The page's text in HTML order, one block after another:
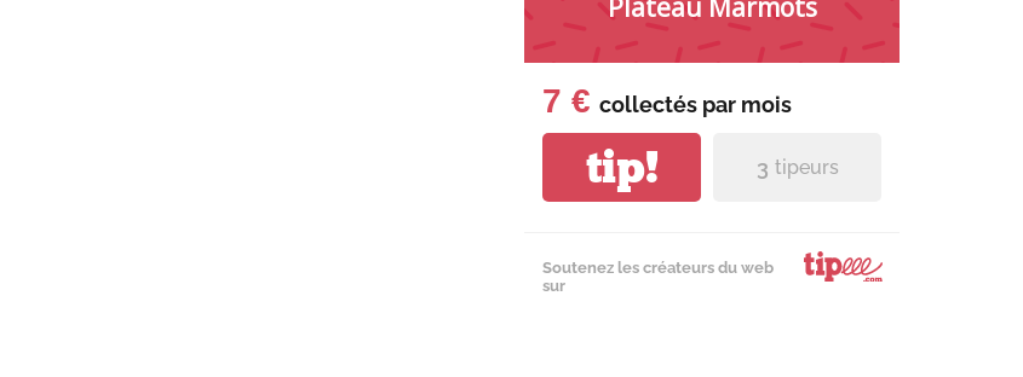
Plateau Marmots
7 € collectés par mois
tip! 3 tipeurs
Soutenez les créateurs du web
sur